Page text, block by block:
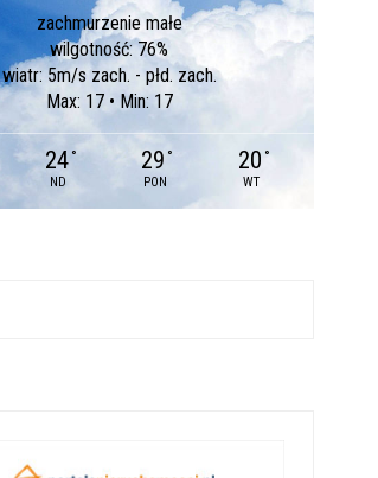
zachmurzenie małe
wilgotność: 76%
wiatr: 5m/s zach. - płd. zach.
Max: 17 • Min: 17
24 °
ND
29 °
PON
20 °
WT